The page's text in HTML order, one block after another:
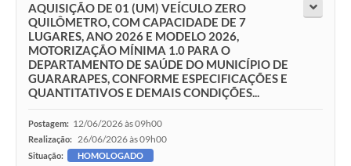
AQUISIÇÃO DE 01 (UM) VEÍCULO ZERO
QUILÔMETRO, COM CAPACIDADE DE 7
LUGARES, ANO 2026 E MODELO 2026,
MOTORIZAÇÃO MÍNIMA 1.0 PARA O
DEPARTAMENTO DE SAÚDE DO MUNICÍPIO DE
GUARARAPES, CONFORME ESPECIFICAÇÕES E
QUANTITATIVOS E DEMAIS CONDIÇÕES...
Postagem: 12/06/2026 às 09h00
Realização: 26/06/2026 às 09h00
Situação: HOMOLOGADO